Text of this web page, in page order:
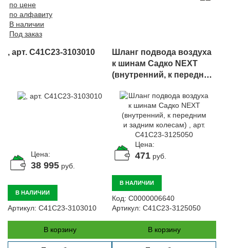
График работы: ПН-ПТ с 8.30 до 18.00 (+6 по МСК)
График работы сервис: ПН-СБ с 8.30 до 20.00
по цене
по алфавиту
В наличии
Под заказ
, арт. C41C23-3103010
Цена:
38 995 руб.
В НАЛИЧИИ
Артикул: C41C23-3103010
В корзину
Шланг подвода воздуха
к шинам Садко NEXT
(внутренний, к передним
C41C23-3125050
Цена:
471 руб.
В НАЛИЧИИ
Код: С0000006640
Артикул: C41C23-3125050
В корзину